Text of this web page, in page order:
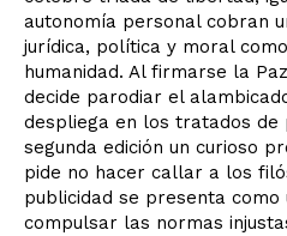
autonomía personal cobran
jurídica, política y moral
humanidad. Al firmarse la
decide parodiar el
despliega en los tratados de
segunda edición un curioso
pide no hacer callar a los
publicidad se presenta
compulsar las normas